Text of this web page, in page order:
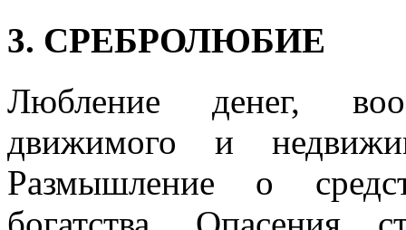
3. СРЕБРОЛЮБИЕ
Любление денег,
движимого и
Размышление о